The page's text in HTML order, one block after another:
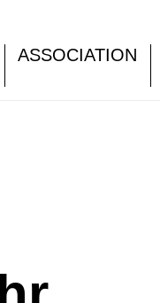
ASSOCIATION